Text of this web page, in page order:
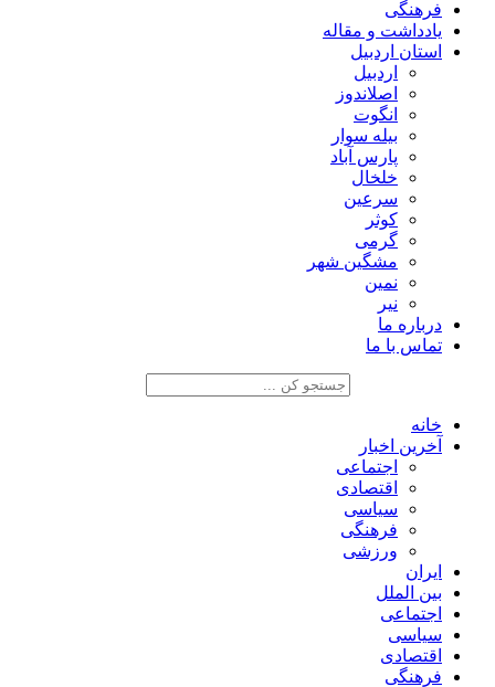
فرهنگی
یادداشت و مقاله
استان اردبیل
اردبیل
اصلاندوز
انگوت
بیله سوار
پارس آباد
خلخال
سرعین
کوثر
گرمی
مشگین شهر
نمین
نیر
درباره ما
تماس با ما
خانه
آخرین اخبار
اجتماعی
اقتصادی
سیاسی
فرهنگی
ورزشی
ایران
بین الملل
اجتماعی
سیاسی
اقتصادی
فرهنگی